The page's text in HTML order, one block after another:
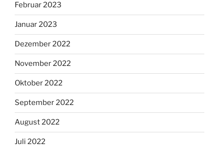
Februar 2023
Januar 2023
Dezember 2022
November 2022
Oktober 2022
September 2022
August 2022
Juli 2022